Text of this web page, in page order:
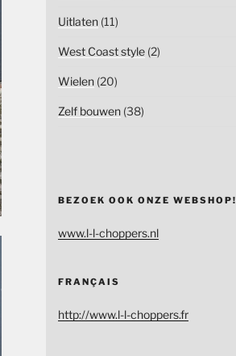
Uitlaten(11)
West Coast style(2)
Wielen(20)
Zelf bouwen(38)
BEZOEK OOK ONZE WEBSHOP!
www.l-l-choppers.nl
FRANÇAIS
http://www.l-l-choppers.fr